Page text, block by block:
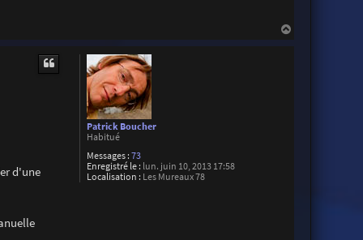
Patrick Boucher
Habitué
Messages : 73
Enregistré le : lun. juin 10, 2013 17:58
Localisation : Les Mureaux 78
d'une